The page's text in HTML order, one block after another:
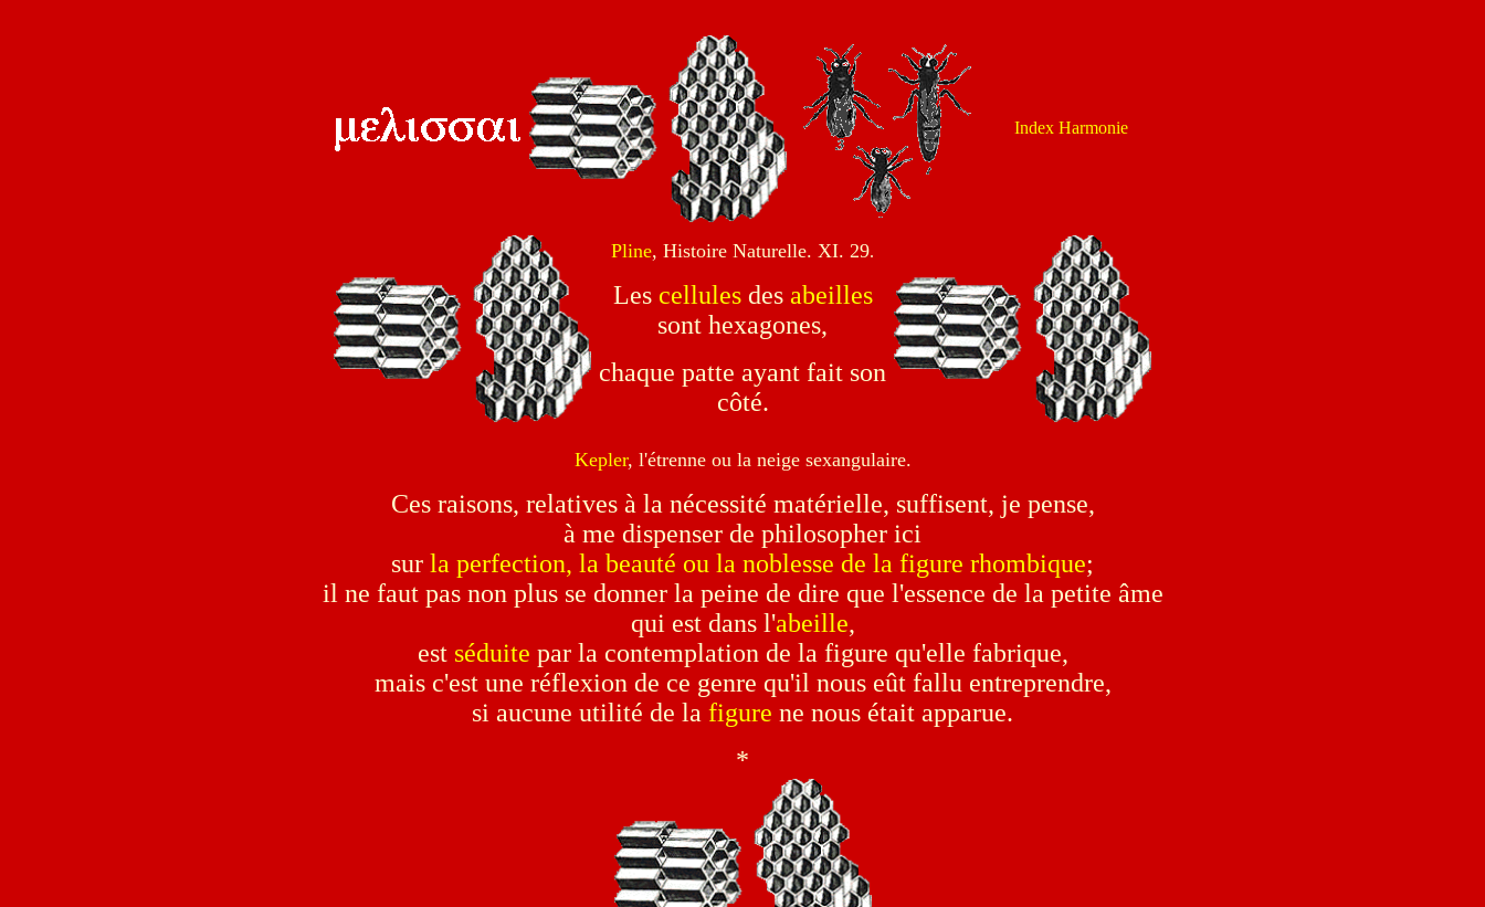
Index Harmonie
Pline, Histoire Naturelle. XI. 29.
Les cellulesdes abeilles
sont hexagones,
chaque patte ayant fait son
côté.
Kepler, l'étrenne ou la neige sexangulaire.
Ces raisons, relatives à la nécessité matérielle, suffisent, je pense,
à me dispenser de philosopher ici
sur la perfection, la beauté ou la noblesse de la figure rhombique;
il ne faut pas non plus se donner la peine de dire que l'essence de la petite âme
qui est dans l'abeille,
est séduite par la contemplation de la figure qu'elle fabrique,
mais c'est une réflexion de ce genre qu'il nous eût fallu entreprendre,
si aucune utilité de la figure ne nous était apparue.
*